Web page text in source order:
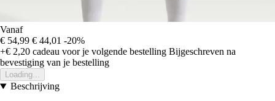
Vanaf
€ 54,99 € 44,01 -20%
+€ 2,20 cadeau voor je volgende bestelling Bijgeschreven na
bevestiging van je bestelling
Loading...
Beschrijving